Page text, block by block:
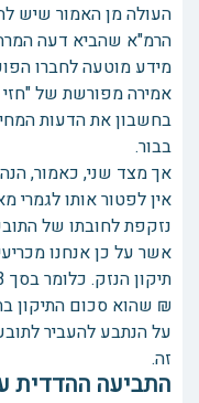
העולה מן האמור שיש
הרמ"א שהביא דעה
מידע מוטעה לחברו
אמירה מפורשת של
בחשבון את הדעות
בבור.
אך מצד שני, כאמור,
אין לפטור אותו לגמרי
נזקפת לחובתו של
אשר על כן אנחנו
₪ שהוא סכום התיקון
על הנתבע להעביר
זה.
התביעה ההדדית